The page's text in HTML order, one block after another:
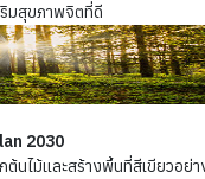
มสุขภาพจิตที่ดี
2030
ไม้และสร้างพื้นที่สีเขียวอย่